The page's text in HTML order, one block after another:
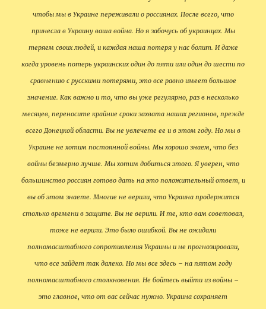
чтобы мы в Украине переживали о россиянах. После всего, что
принесла в Украину ваша война. Но я забочусь об украинцах. Мы
теряем своих людей, и каждая наша потеря у нас болит. И даже
когда уровень потерь украинских один до пяти или один до шести по
сравнению с русскими потерями, это все равно имеет большое
значение. Как важно и то, что вы уже регулярно, раз в несколько
месяцев, переносите крайние сроки захвата наших регионов, прежде
всего Донецкой области. Вы не увлечете ее и в этом году. Но мы в
Украине не хотим постоянной войны. Мы хорошо знаем, что без
войны безмерно лучше. Мы хотим добиться этого. Я уверен, что
большинство россиян готово дать на это положительный ответ, и
вы об этом знаете. Многие не верили, что Украина продержится
столько времени в защите. Вы не верили. И те, кто вам советовал,
тоже не верили. Это было ошибкой. Вы не ожидали
полномасштабного сопротивления Украины и не прогнозировали,
что все зайдет так далеко. Но мы все здесь – на пятом году
полномасштабного столкновения. Не бойтесь выйти из войны –
это главное, что от вас сейчас нужно. Украина сохраняет